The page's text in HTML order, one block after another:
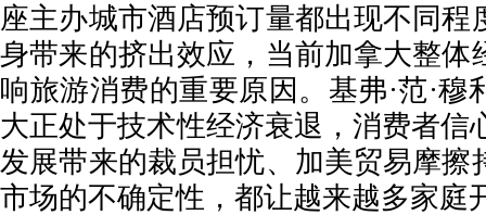
座主办城市酒店预订量都出现不同程
身带来的挤出效应，当前加拿大整体
响旅游消费的重要原因。基弗·范·穆
大正处于技术性经济衰退，消费者信
发展带来的裁员担忧、加美贸易摩擦
市场的不确定性，都让越来越多家庭